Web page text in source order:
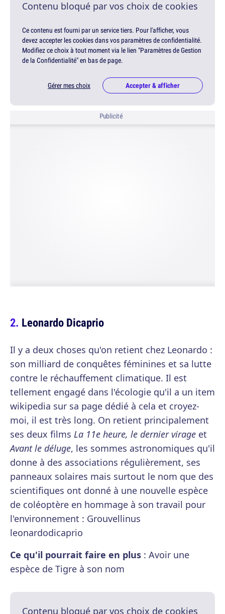
Contenu bloqué par vos choix de cookies
Ce contenu est fourni par un service tiers. Pour l'afficher, vous
devez accepter les cookies dans vos paramètres de confidentialité.
Modifiez ce choix à tout moment via le lien "Paramètres de Gestion
de la Confidentialité" en bas de page.
Gérer mes choix Accepter & afficher
Publicité
Leonardo Dicaprio
Il y a deux choses qu'on retient chez Leonardo :
son milliard de conquêtes féminines et sa lutte
contre le réchauffement climatique. Il est
tellement engagé dans l'écologie qu'il a un item
wikipedia sur sa page dédié à cela et croyez-
moi, il est très long. On retient principalement
ses deux films La 11e heure, le dernier virage et
Avant le déluge, les sommes astronomiques qu'il
donne à des associations régulièrement, ses
panneaux solaires mais surtout le nom que des
scientifiques ont donné à une nouvelle espèce
de coléoptère en hommage à son travail pour
l'environnement : Grouvellinus
leonardodicaprio
Ce qu'il pourrait faire en plus : Avoir une
espèce de Tigre à son nom
Contenu bloqué par vos choix de cookies